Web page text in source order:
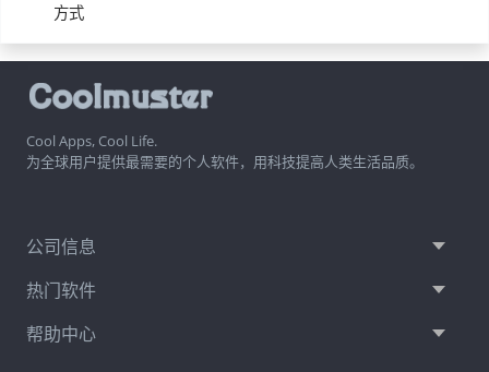
方式
Cool Apps, Cool Life.
为全球用户提供最需要的个人软件，用科技提高人类生活品质。
公司信息
热门软件
帮助中心